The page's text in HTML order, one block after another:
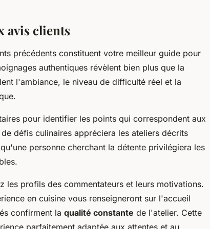
avis clients
précédents constituent votre meilleur guide pour
authentiques révèlent bien plus que la
l'ambiance, le niveau de difficulté réel et la
pour identifier les points qui correspondent aux
défis culinaires appréciera les ateliers décrits
personne cherchant la détente privilégiera les
les profils des commentateurs et leurs motivations.
en cuisine vous renseigneront sur l'accueil
confirment la qualité constante de l'atelier. Cette
parfaitement adaptée aux attentes et au